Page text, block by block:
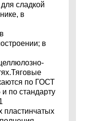
сладкой
в
в
по ГОСТ
по стандарту
пластинчатых